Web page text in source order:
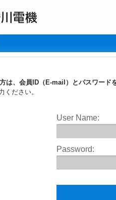
は、会員ID（E-mail）とパスワー
ください。
User Name:
Password: